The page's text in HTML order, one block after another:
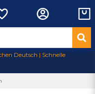
Deutsch | Schnelle